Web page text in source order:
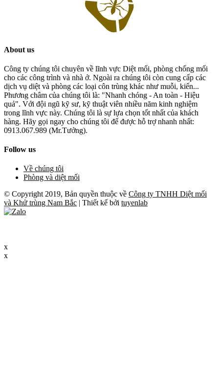
About us
Công ty chúng tôi chuyên về lĩnh vực Diệt mối, phòng chống mối
cho các công trình và nhà ở. Ngoài ra chúng tôi còn cung cấp các
dịch vụ diệt và phòng các loại côn trùng khác như muỗi, kiến...
Phương châm của chúng tôi là: "Nhanh chóng - An toàn - Hiệu
quả". Với đội ngũ kỹ sư, kỹ thuật viên nhiều năm kinh nghiệm
trong lĩnh vực này. Chúng tôi là sự lựa chọn tốt nhất của khách
hàng. Hãy gọi ngay cho chúng tôi để được hỗ trợ nhanh nhất:
0913.067.989 (Mr.Tưởng).
Follow us
Về chúng tôi
Phòng và diệt mối
© Copyright 2019, Bản quyền thuộc về Công ty TNHH Diệt mối
và Khử trùng Nam Bắc | Thiết kế bởi tuyenlab
x
x